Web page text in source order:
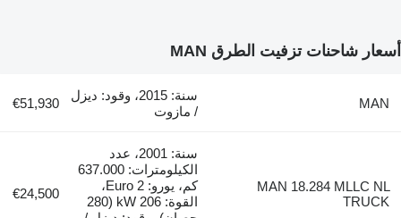
أسعار شاحنات تزفيت الطرق MAN
MAN
سنة: 2015، وقود: ديزل
/ مازوت
€51,930
MAN 18.284 MLLC NL
TRUCK
سنة: 2001، عدد
الكيلومترات: 637.000
كم، يورو: Euro 2،
القوة: 206 kW (280
€24,500